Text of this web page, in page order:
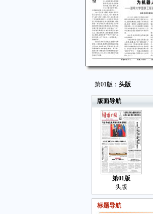
第01版： 头版
版面导航
第01版
头版
标题导航